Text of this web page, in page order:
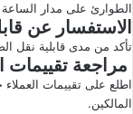
الطوارئ على مدار الساعة
الاستفسار عن
تأكد من مدى قابلية نقل
مراجعة تقييمات
اطلع على تقييمات
المالكين.